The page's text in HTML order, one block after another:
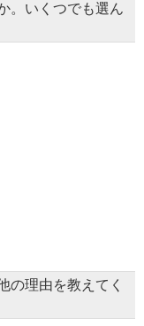
。いくつでも選ん
の理由を教えてく